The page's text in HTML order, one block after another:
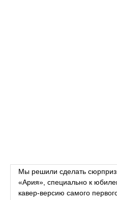
Мы решили сделать
«Ария», специально к
кавер-версию самого